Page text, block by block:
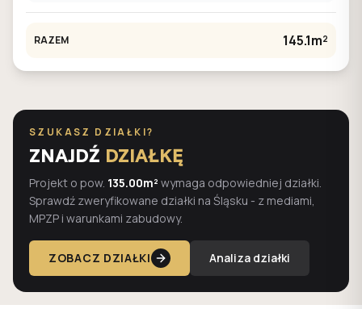
RAZEM 145.1m²
SZUKASZ DZIAŁKI?
ZNAJDŹ DZIAŁKĘ
Projekt o pow. 135.00m² wymaga odpowiedniej działki.
Sprawdź zweryfikowane działki na Śląsku - z mediami,
MPZP i warunkami zabudowy.
ZOBACZ DZIAŁKI Analiza działki